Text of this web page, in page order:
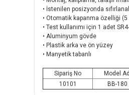
• İstenilen posizyonda
• Otomatik kapanma özelliği
• Test kullanımı için 1 adet
• Aluminyum gövde
• Plastik arka ve ön yüzey
• Manyetik tabanlı
Sipariş No Model
10101
BB-180